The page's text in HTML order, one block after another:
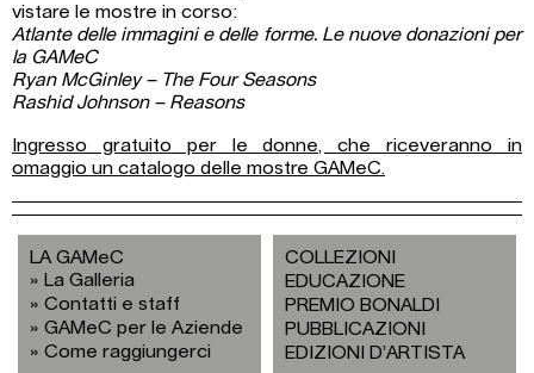
vistare le mostre in corso:
Atlante delle immagini e delle forme. Le nuove donazioni per
la GAMeC
Ryan McGinley – The Four Seasons
Rashid Johnson – Reasons
Ingresso gratuito per le donne, che riceveranno in
omaggio un catalogo delle mostre GAMeC.
LA GAMeC
La Galleria
Contatti e staff
GAMeC per le Aziende
Come raggiungerci
COLLEZIONI
EDUCAZIONE
PREMIO BONALDI
PUBBLICAZIONI
EDIZIONI D’ARTISTA